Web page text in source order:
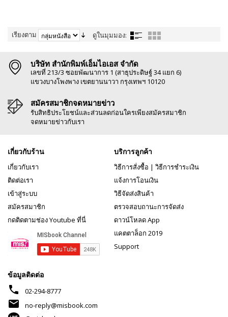
เรียงตาม ดูในมุมมอง:
บริษัท สำนักพิมพ์เอ็มไอเอส จำกัด
เลขที่ 213/3 ซอยพัฒนาการ 1 (สาธุประดิษฐ์ 34 แยก 6)
แขวงบางโพงพาง เขตยานนาวา กรุงเทพฯ 10120
สมัครสมาชิกจดหมายข่าว
รับสิทธิประโยชน์และส่วนลดก่อนใครเพียงสมัครสมาชิก
จดหมายข่าวกับเรา
เกี่ยวกับร้าน
เกี่ยวกับเรา
ติดต่อเรา
เข้าสู่ระบบ
สมัครสมาชิก
กดติดตามช่อง Youtube ที่นี่
บริการลูกค้า
วิธีการสั่งซื้อ | วิธีการชำระเงิน
แจ้งการโอนเงิน
วิธีจัดส่งสินค้า
ตรวจสอบถานะการจัดส่ง
ดาวน์โหลด App
แคตตาล็อก 2019
Support
ข้อมูลติดต่อ
phone 02-294-8777
mail
no-reply@misbook.com